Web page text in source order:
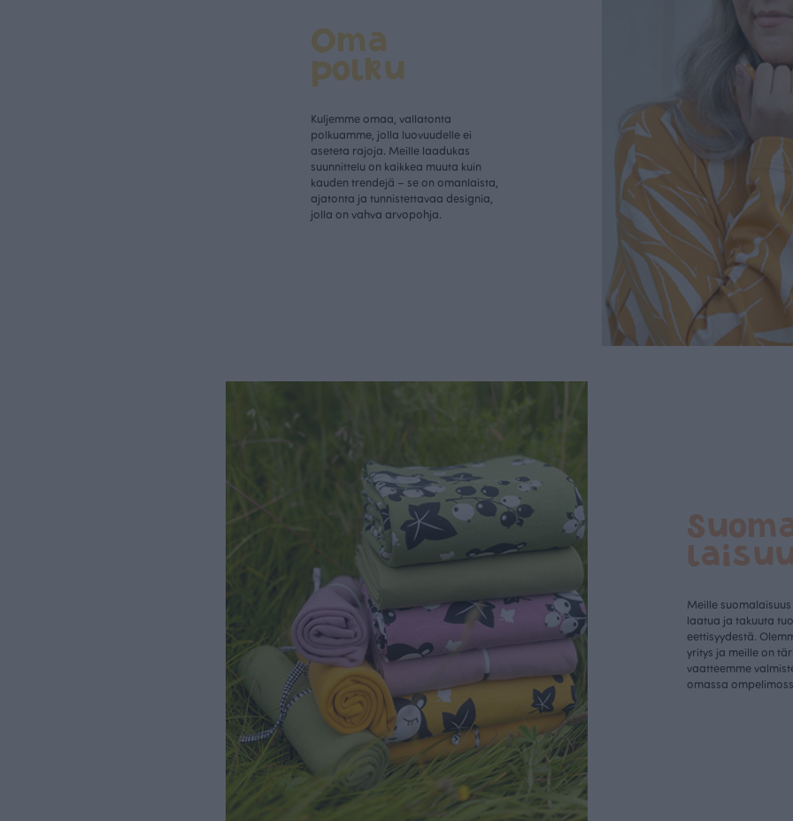
Oma
polku
Kuljemme omaa, vallatonta
polkuamme, jolla luovuudelle ei
aseteta rajoja. Meille laadukas
suunnittelu on kaikkea muuta kuin
kauden trendejä – se on omanlaista,
ajatonta ja tunnistettavaa designia,
jolla on vahva arvopohja.
Meille
laatua ja takuuta
eettisyydestä.
yritys ja meille on
vaatteemme
omassa